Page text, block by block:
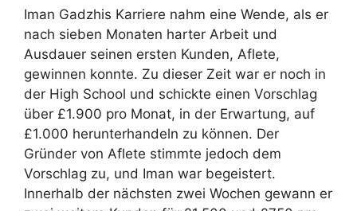
Iman Gadzhis Karriere nahm eine Wende, als er
nach sieben Monaten harter Arbeit und
Ausdauer seinen ersten Kunden, Aflete,
gewinnen konnte. Zu dieser Zeit war er noch in
der High School und schickte einen Vorschlag
über £1.900 pro Monat, in der Erwartung, auf
£1.000 herunterhandeln zu können. Der
Gründer von Aflete stimmte jedoch dem
Vorschlag zu, und Iman war begeistert.
Innerhalb der nächsten zwei Wochen gewann er